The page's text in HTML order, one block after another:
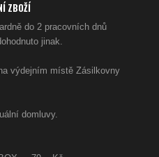
ZBOŽÍ
do 2 pracovních dnů
jinak.
výdejním místě Zásilkovny
domluvy.